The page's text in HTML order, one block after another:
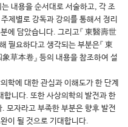
내용을 순서대로 서술하고, 각 조
제별로 강독과 강의를 통해서 정리
에 담았습니다. 그리고『 東醫壽世
필요하다고 생각되는 부분은『 東
草本卷』 등의 내용을 참조하여 설
학에 대한 관심과 이해도가 한 단계
합니다. 또한 사상의학의 발전과 한
모자라고 부족한 부분은 향후 발전
이 될 것으로 기대합니다.